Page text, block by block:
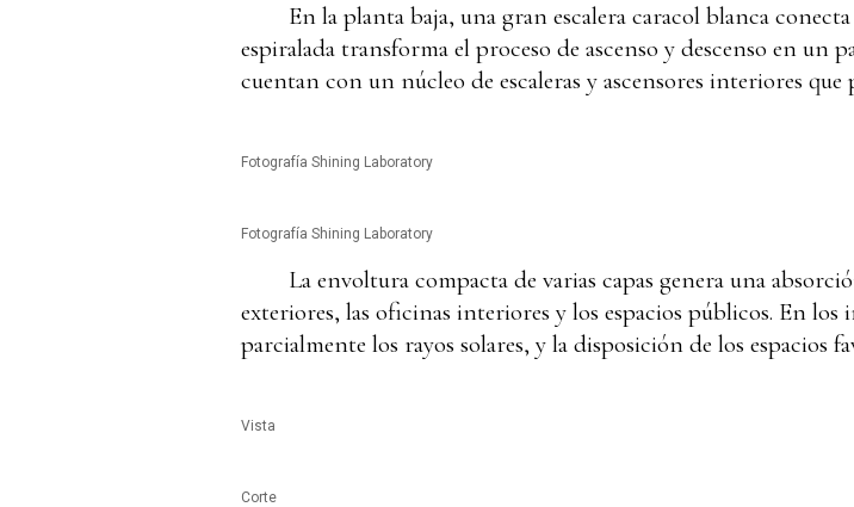
En la planta baja, una gran escalera caracol blanca
espiralada transforma el proceso de ascenso y descenso en un
cuentan con un núcleo de escaleras y ascensores interiores
Fotografía Shining Laboratory
Fotografía Shining Laboratory
La envoltura compacta de varias capas genera una
exteriores, las oficinas interiores y los espacios públicos. En
parcialmente los rayos solares, y la disposición de los espacios
Vista
Corte